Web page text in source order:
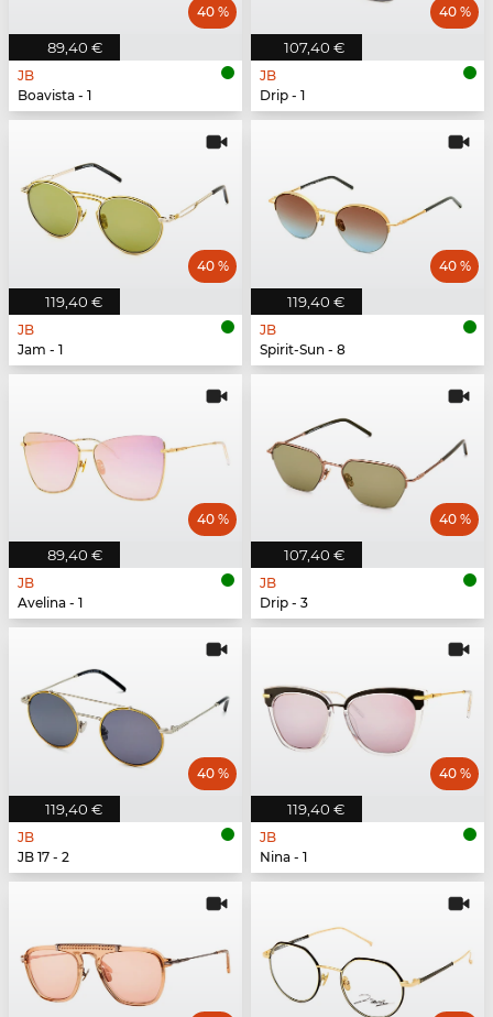
89,40 €
40 %
JB
Boavista - 1
107,40 €
40 %
JB
Drip - 1
119,40 €
40 %
JB
Jam - 1
119,40 €
40 %
JB
Spirit-Sun - 8
89,40 €
40 %
JB
Avelina - 1
107,40 €
40 %
JB
Drip - 3
119,40 €
40 %
JB
JB 17 - 2
119,40 €
40 %
JB
Nina - 1